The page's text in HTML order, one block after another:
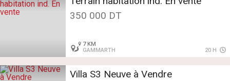
350 000 DT
7 KM
GAMMARTH
20 H
Villa S3 Neuve à Vendre